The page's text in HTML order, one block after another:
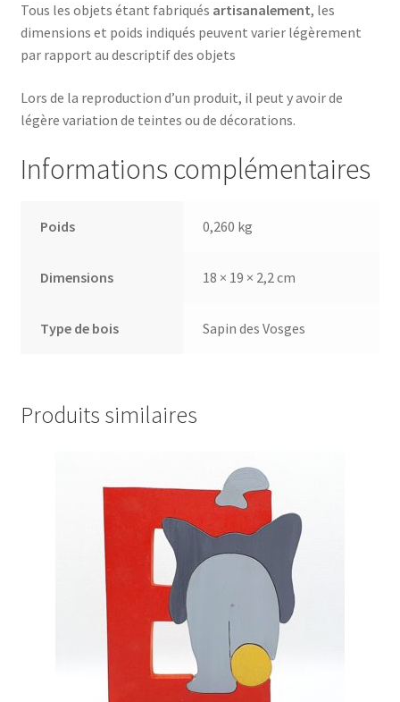
Tous les objets étant fabriqués artisanalement, les
dimensions et poids indiqués peuvent varier légèrement
par rapport au descriptif des objets
Lors de la reproduction d’un produit, il peut y avoir de
légère variation de teintes ou de décorations.
Informations complémentaires
Poids 0,260 kg
Dimensions 18 × 19 × 2,2 cm
Type de bois Sapin des Vosges
Produits similaires